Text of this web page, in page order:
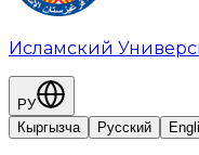
Исламский
РУ
Кыргызча
Русский